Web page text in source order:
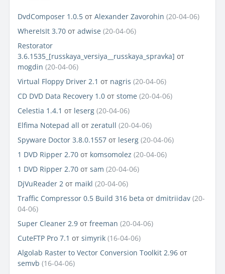
DvdComposer 1.0.5 от Alexander Zavorohin (20-04-06)
WhereIsIt 3.70 от adwise (20-04-06)
Restorator
3.6.1535_[russkaya_versiya__russkaya_spravka] от
mogdin (20-04-06)
Virtual Floppy Driver 2.1 от nagris (20-04-06)
CD DVD Data Recovery 1.0 от stome (20-04-06)
Celestia 1.4.1 от leserg (20-04-06)
Elfima Notepad all от zeratull (20-04-06)
Spyware Doctor 3.8.0.1557 от leserg (20-04-06)
1 DVD Ripper 2.70 от komsomolez (20-04-06)
1 DVD Ripper 2.70 от sam (20-04-06)
DjVuReader 2 от maikl (20-04-06)
Traffic Compressor 0.5 Build 316 beta от dmitriidav (20-
04-06)
Super Cleaner 2.9 от freeman (20-04-06)
CuteFTP Pro 7.1 от simyrik (16-04-06)
Algolab Raster to Vector Conversion Toolkit 2.96 от
semvb (16-04-06)